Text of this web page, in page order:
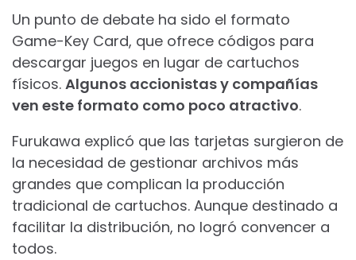
Un punto de debate ha sido el formato
Game-Key Card, que ofrece códigos para
descargar juegos en lugar de cartuchos
físicos. Algunos accionistas y compañías
ven este formato como poco atractivo.
Furukawa explicó que las tarjetas surgieron de
la necesidad de gestionar archivos más
grandes que complican la producción
tradicional de cartuchos. Aunque destinado a
facilitar la distribución, no logró convencer a
todos.